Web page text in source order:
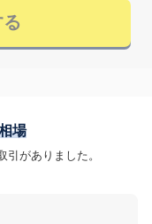
場
がありました。